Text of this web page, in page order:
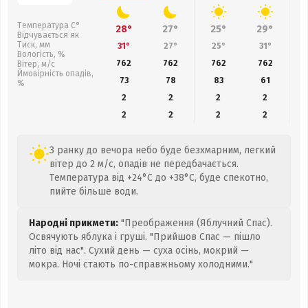
Температура С°
Відчувається як
Тиск, мм
Вологість, %
Вітер, м/с
Ймовірність опадів,
%
28° 27° 25° 29°
31° 27° 25° 31°
762
762 762 762
73
78 83 61
2
2 2
2
2
2 2 2
З ранку до вечора небо буде безхмарним, легкий
вітер до 2 м/с, опадів не передбачається.
Температура від +24°C до +38°C, буде спекотно,
пийте більше води.
Народні прикмети: "Преображення (Яблучний Спас).
Освячують яблука і груші. "Прийшов Спас — пішло
літо від нас". Сухий день — суха осінь, мокрий —
мокра. Ночі стають по-справжньому холодними."